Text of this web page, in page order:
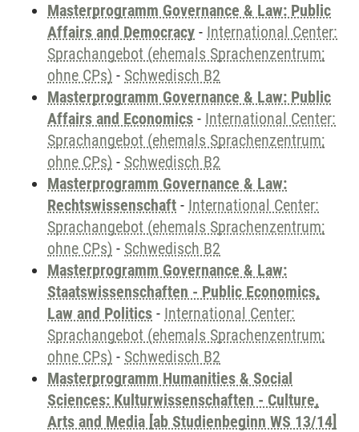
Masterprogramm Governance & Law: Public
Affairs and Democracy - International Center:
Sprachangebot (ehemals Sprachenzentrum;
ohne CPs) - Schwedisch B2
Masterprogramm Governance & Law: Public
Affairs and Economics - International Center:
Sprachangebot (ehemals Sprachenzentrum;
ohne CPs) - Schwedisch B2
Masterprogramm Governance & Law:
Rechtswissenschaft - International Center:
Sprachangebot (ehemals Sprachenzentrum;
ohne CPs) - Schwedisch B2
Masterprogramm Governance & Law:
Staatswissenschaften - Public Economics,
Law and Politics - International Center:
Sprachangebot (ehemals Sprachenzentrum;
ohne CPs) - Schwedisch B2
Masterprogramm Humanities & Social
Sciences: Kulturwissenschaften - Culture,
Arts and Media [ab Studienbeginn WS 13/14]